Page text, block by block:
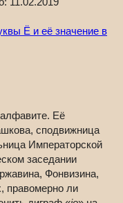
Ё и её значение в
Её
сподвижница
Императорской
заседании
Фонвизина,
правомерно ли